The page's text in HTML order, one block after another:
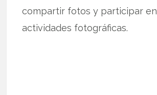
compartir fotos y participar en
actividades fotográficas.